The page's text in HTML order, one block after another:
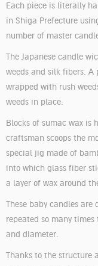
Each piece is literally
in Shiga Prefecture
number of master
The Japanese candle
weeds and silk fibers. A
wrapped with rush
weeds in place.
Blocks of sumac wax is
craftsman scoops the
special jig made of
into which glass fiber
a layer of wax around
These baby candles are
repeated so many
and diameter.
Thanks to the structure